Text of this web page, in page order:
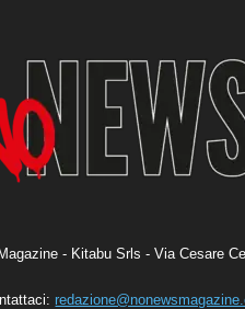
- Kitabu Srls - Via Cesare